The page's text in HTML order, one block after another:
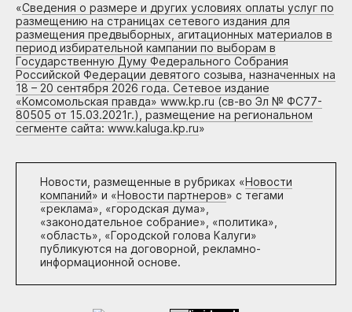
«Сведения о размере и других условиях оплаты услуг по
размещению на страницах сетевого издания для
размещения предвыборных, агитационных материалов в
период избирательной кампании по выборам в
Государственную Думу Федерального Собрания
Российской Федерации девятого созыва, назначенных на
18 – 20 сентября 2026 года. Сетевое издание
«Комсомольская правда» www.kp.ru (св-во Эл № ФС77-
80505 от 15.03.2021г.), размещение на региональном
сегменте сайта: www.kaluga.kp.ru»
Новости, размещенные в рубриках «Новости
компаний» и «Новости партнеров» с тегами
«реклама», «городская дума»,
«законодательное собрание», «политика»,
«область», «Городской голова Калуги»
публикуются на договорной, рекламно-
информационной основе.